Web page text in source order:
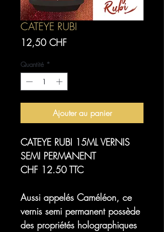
CATEYE RUBI
12,50 CHFPrix
Quantité *
Ajouter au panier
CATEYE RUBI 15ML VERNIS
SEMI PERMANENT
CHF 12.50 TTC
Aussi appelés Caméléon, ce
vernis semi permanent possède
des propriétés holographiques